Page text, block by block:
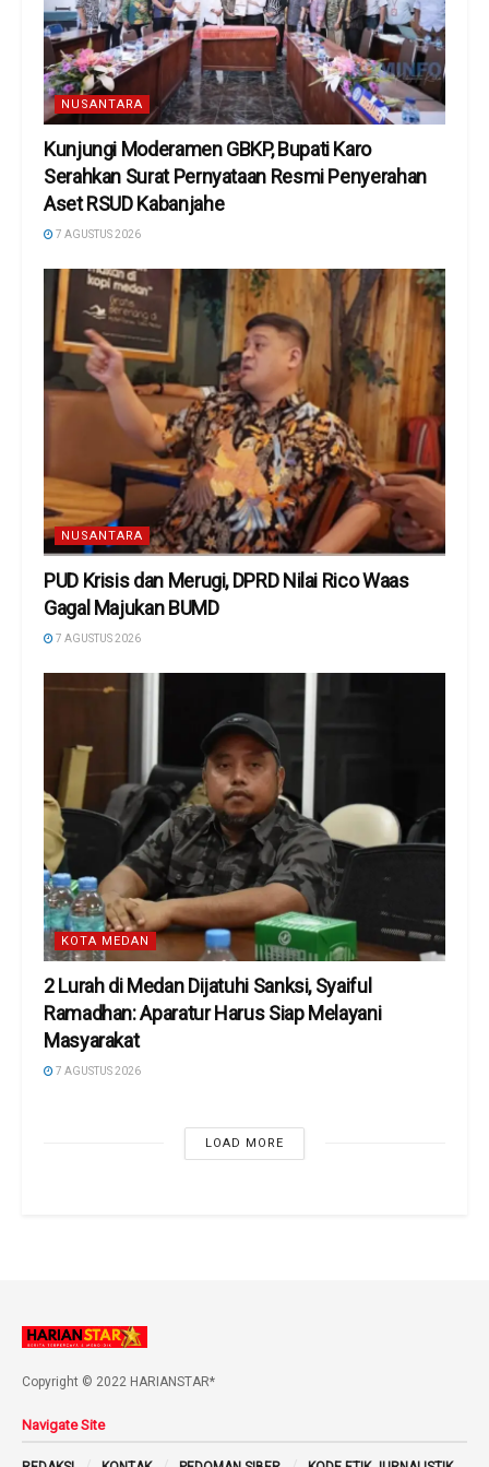
NUSANTARA
Kunjungi Moderamen GBKP, Bupati Karo
Serahkan Surat Pernyataan Resmi Penyerahan
Aset RSUD Kabanjahe
7 AGUSTUS 2026
NUSANTARA
PUD Krisis dan Merugi, DPRD Nilai Rico Waas
Gagal Majukan BUMD
7 AGUSTUS 2026
KOTA MEDAN
2 Lurah di Medan Dijatuhi Sanksi, Syaiful
Ramadhan: Aparatur Harus Siap Melayani
Masyarakat
7 AGUSTUS 2026
LOAD MORE
Copyright © 2022 HARIANSTAR*
Navigate Site